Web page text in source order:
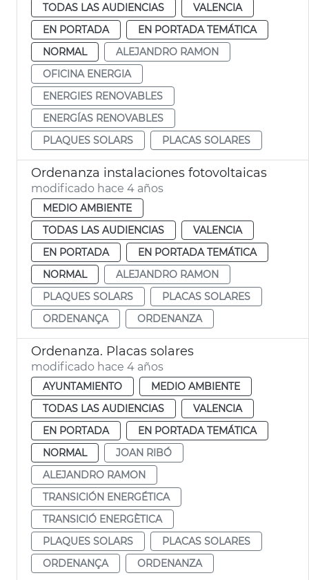
TODAS LAS AUDIENCIAS
VALENCIA
EN PORTADA
EN PORTADA TEMÁTICA
NORMAL
ALEJANDRO RAMON
OFICINA ENERGIA
ENERGIES RENOVABLES
ENERGÍAS RENOVABLES
PLAQUES SOLARS
PLACAS SOLARES
Ordenanza instalaciones fotovoltaicas
modificado hace 4 años
MEDIO AMBIENTE
TODAS LAS AUDIENCIAS
VALENCIA
EN PORTADA
EN PORTADA TEMÁTICA
NORMAL
ALEJANDRO RAMON
PLAQUES SOLARS
PLACAS SOLARES
ORDENANÇA
ORDENANZA
Ordenanza. Placas solares
modificado hace 4 años
AYUNTAMIENTO
MEDIO AMBIENTE
TODAS LAS AUDIENCIAS
VALENCIA
EN PORTADA
EN PORTADA TEMÁTICA
NORMAL
JOAN RIBÓ
ALEJANDRO RAMON
TRANSICIÓN ENERGÉTICA
TRANSICIÓ ENERGÈTICA
PLAQUES SOLARS
PLACAS SOLARES
ORDENANÇA
ORDENANZA